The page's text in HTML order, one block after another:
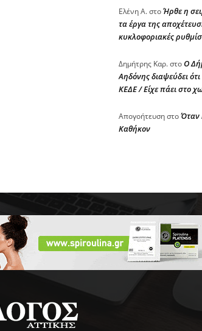
Ελένη Α.στοΉρθε η
τα έργα της
κυκλοφοριακές
Δημήτρης Καρ.στοΟ
Αηδόνης διαψεύδει
ΚΕΔΕ / Είχε πάει στο
ΑπογοήτευσηστοΌταν
Καθήκον